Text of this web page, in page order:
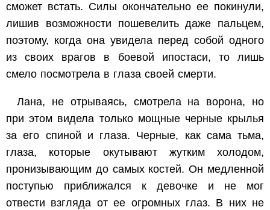
сможет встать. Силы окончательно ее покинули,
лишив возможности пошевелить даже пальцем,
поэтому, когда она увидела перед собой одного
из своих врагов в боевой ипостаси, то лишь
смело посмотрела в глаза своей смерти.
Лана, не отрываясь, смотрела на ворона, но
при этом видела только мощные черные крылья
за его спиной и глаза. Черные, как сама тьма,
глаза, которые окутывают жутким холодом,
пронизывающим до самых костей. Он медленной
поступью приближался к девочке и не мог
отвести взгляда от ее огромных глаз. В них не